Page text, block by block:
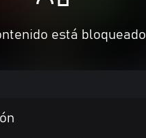
está bloqueado